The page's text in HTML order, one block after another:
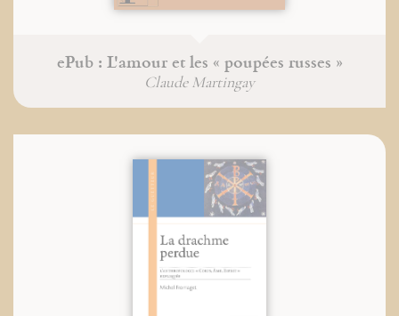
ePub : L'amour et les « poupées russes »
Claude Martingay